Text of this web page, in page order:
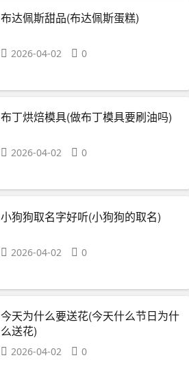
布达佩斯甜品(布达佩斯蛋糕)
2026-04-02 0
布丁烘焙模具(做布丁模具要刷油吗)
2026-04-02 0
小狗狗取名字好听(小狗狗的取名)
2026-04-02 0
今天为什么要送花(今天什么节日为什
么送花)
2026-04-02 0